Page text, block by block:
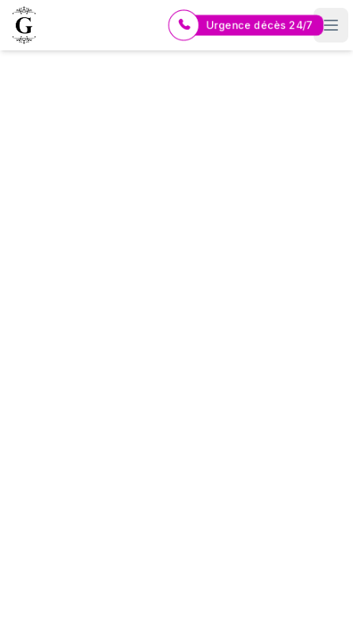
Logo Pompes Funèbres GUERIN
Urgence décès 24/7